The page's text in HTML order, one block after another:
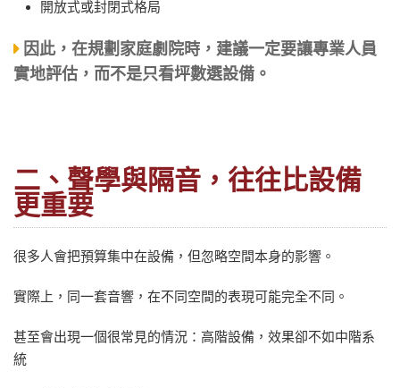
開放式或封閉式格局
因此，在規劃家庭劇院時，建議一定要讓專業人員
實地評估，而不是只看坪數選設備。
二、聲學與隔音，往往比設備
更重要
很多人會把預算集中在設備，但忽略空間本身的影響。
實際上，同一套音響，在不同空間的表現可能完全不同。
甚至會出現一個很常見的情況：高階設備，效果卻不如中階系
統